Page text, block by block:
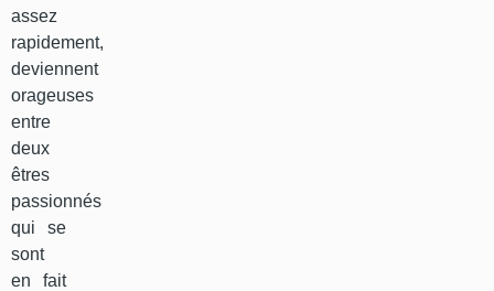
assez
rapidement,
deviennent
orageuses
entre
deux
êtres
passionnés
qui se
sont
en fait